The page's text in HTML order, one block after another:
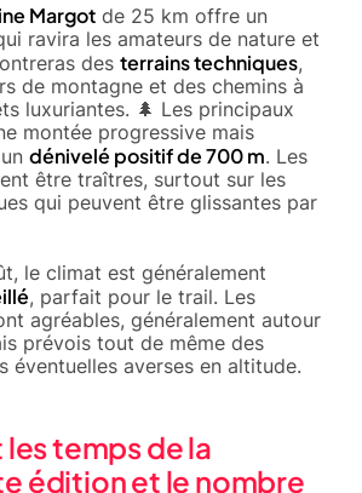
Margot de 25 km offre un
ravira les amateurs de nature et
des terrains techniques,
de montagne et des chemins à
luxuriantes. 🌲 Les principaux
montée progressive mais
dénivelé positif de 700 m. Les
être traîtres, surtout sur les
qui peuvent être glissantes par
le climat est généralement
, parfait pour le trail. Les
agréables, généralement autour
prévois tout de même des
éventuelles averses en altitude.
temps de la
édition et le nombre